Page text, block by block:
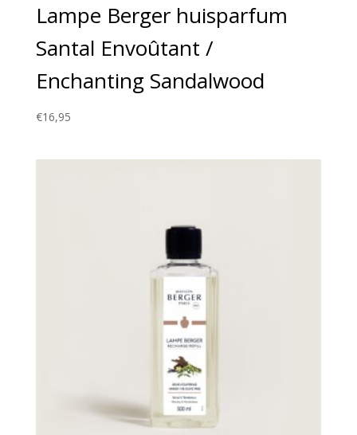
Lampe Berger huisparfum
Santal Envoûtant /
Enchanting Sandalwood
€16,95